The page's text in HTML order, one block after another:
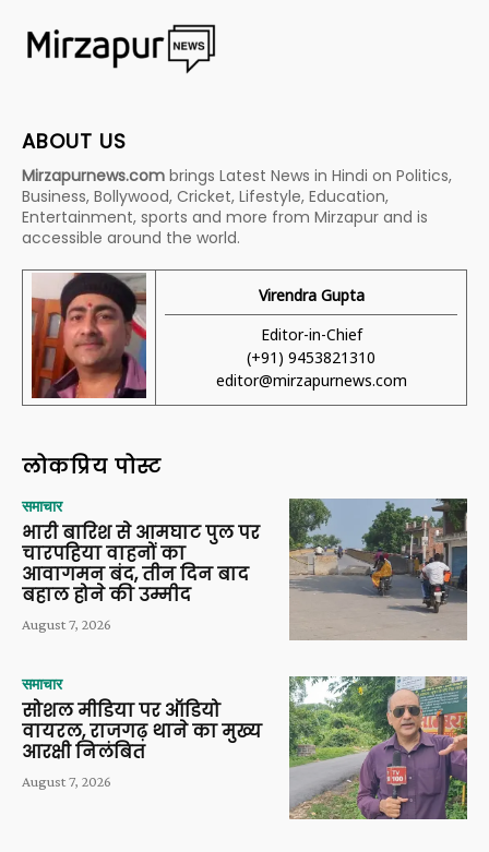
ABOUT US
Mirzapurnews.com brings Latest News in Hindi on Politics,
Business, Bollywood, Cricket, Lifestyle, Education,
Entertainment, sports and more from Mirzapur and is
accessible around the world.
Virendra Gupta
Editor-in-Chief
(+91) 9453821310
editor@mirzapurnews.com
लोकप्रिय पोस्ट
समाचार
भारी बारिश से आमघाट पुल पर
चारपहिया वाहनों का
आवागमन बंद, तीन दिन बाद
बहाल होने की उम्मीद
August 7, 2026
समाचार
सोशल मीडिया पर ऑडियो
वायरल, राजगढ़ थाने का मुख्य
आरक्षी निलंबित
August 7, 2026